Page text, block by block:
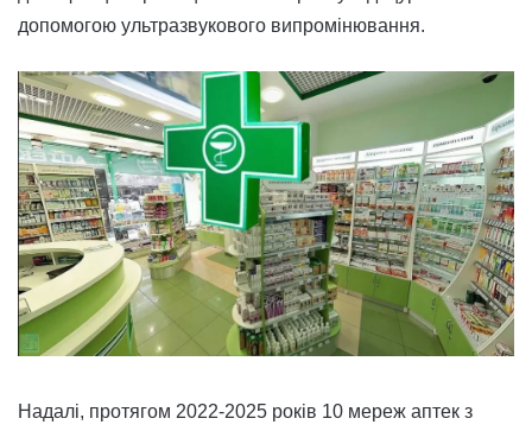
допомогою ультразвукового випромінювання.
Надалі, протягом 2022-2025 років 10 мереж аптек з